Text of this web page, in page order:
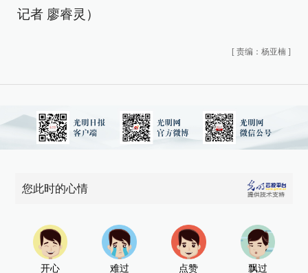
记者 廖睿灵）
[ 责编：杨亚楠 ]
您此时的心情
开心 难过 点赞 飘过